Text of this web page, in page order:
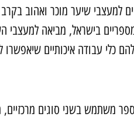
למעצבי שיער מוכר ואהוב
בישראל, מביאה למעצבי
כלי עבודה איכותיים שיאפשרו
משתמש בשני סוגים מרכזיים,